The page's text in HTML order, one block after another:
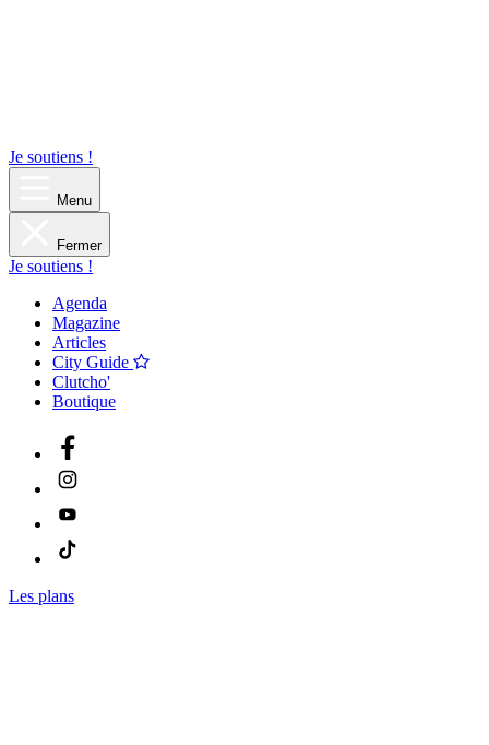
Je soutiens !
Menu
Fermer
Je soutiens !
Agenda
Magazine
Articles
City Guide
Clutcho'
Boutique
Les plans